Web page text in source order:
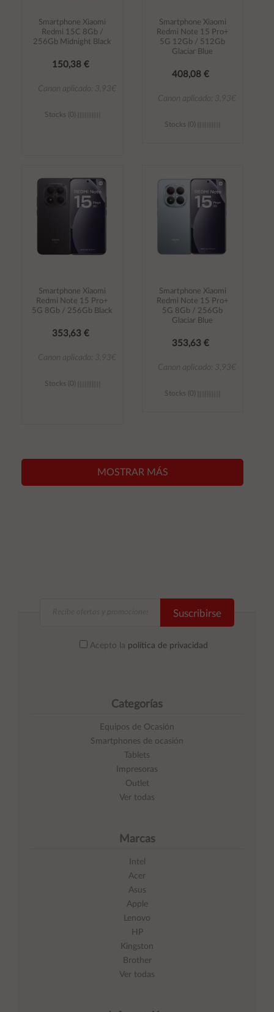
Smartphone Xiaomi
Redmi 15C 8Gb /
256Gb Midnight Black
150,38 €
Canon aplicado: 3,93€
Stocks (0)
carrito
Smartphone Xiaomi
Redmi Note 15 Pro+
5G 12Gb / 512Gb
Glaciar Blue
408,08 €
Canon aplicado: 3,93€
Stocks (0)
carrito
Smartphone Xiaomi
Redmi Note 15 Pro+
5G 8Gb / 256Gb Black
353,63 €
Canon aplicado: 3,93€
Stocks (0)
Smartphone Xiaomi
Redmi Note 15 Pro+
5G 8Gb / 256Gb
Glaciar Blue
353,63 €
Canon aplicado: 3,93€
Stocks (0)
MOSTRAR MÁS
Suscribirse
Acepto la política de privacidad
Categorías
Equipos de Ocasión
Smartphones de ocasión
Tablets
Impresoras
Outlet
Ver todas
Marcas
Intel
Acer
Asus
Apple
Lenovo
HP
Kingston
Brother
Ver todas